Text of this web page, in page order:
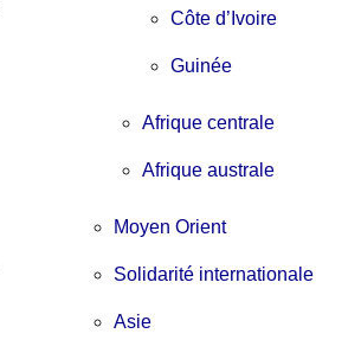
Côte d’Ivoire
Guinée
Afrique centrale
Afrique australe
Moyen Orient
Solidarité internationale
Asie